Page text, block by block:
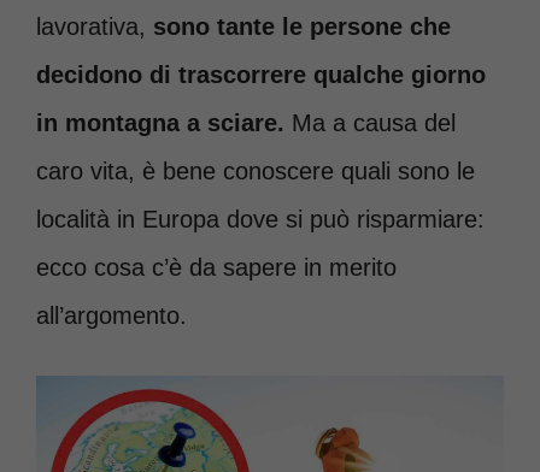
lavorativa, sono tante le persone che
decidono di trascorrere qualche giorno
in montagna a sciare. Ma a causa del
caro vita, è bene conoscere quali sono le
località in Europa dove si può risparmiare:
ecco cosa c’è da sapere in merito
all’argomento.